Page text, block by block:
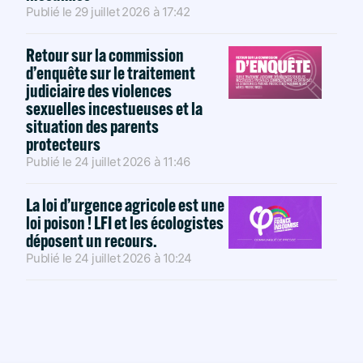
Publié le 29 juillet 2026 à 17:42
Retour sur la commission
d’enquête sur le traitement
judiciaire des violences
sexuelles incestueuses et la
situation des parents
protecteurs
Publié le 24 juillet 2026 à 11:46
La loi d’urgence agricole est une
loi poison ! LFI et les écologistes
déposent un recours.
Publié le 24 juillet 2026 à 10:24